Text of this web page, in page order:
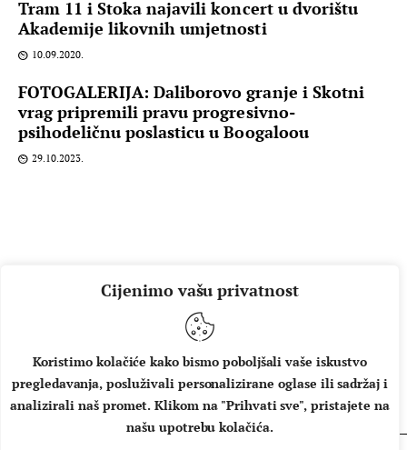
Cijenimo vašu privatnost
Koristimo kolačiće kako bismo poboljšali vaše iskustvo
pregledavanja, posluživali personalizirane oglase ili sadržaj i
analizirali naš promet. Klikom na "Prihvati sve", pristajete na
našu upotrebu kolačića.
Tram 11 i Stoka najavili koncert u dvorištu
Akademije likovnih umjetnosti
10.09.2020.
FOTOGALERIJA: Daliborovo granje i Skotni
vrag pripremili pravu progresivno-
psihodeličnu poslasticu u Boogaloou
29.10.2023.
O NAMA IMPRESSUM UVJETI KORIŠTENJA